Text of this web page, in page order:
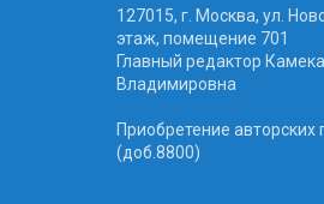
127015, г. Москва, ул.
этаж, помещение 701
Главный редактор
Владимировна
Приобретение
(доб.8800)